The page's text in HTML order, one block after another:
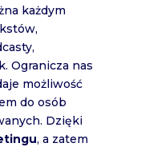
każdym
Ogranicza nas
możliwość
do osób
Dzięki
, a zatem